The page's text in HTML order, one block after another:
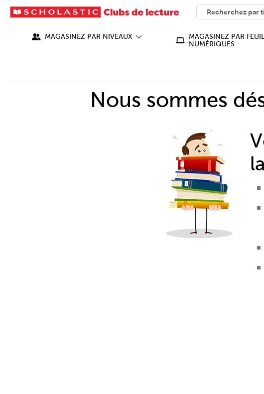
SEARCH
What can we help
MAGASINEZ PAR NIVEAUX
MAGASINEZ PAR
NUMÉRIQUES
Nous sommes